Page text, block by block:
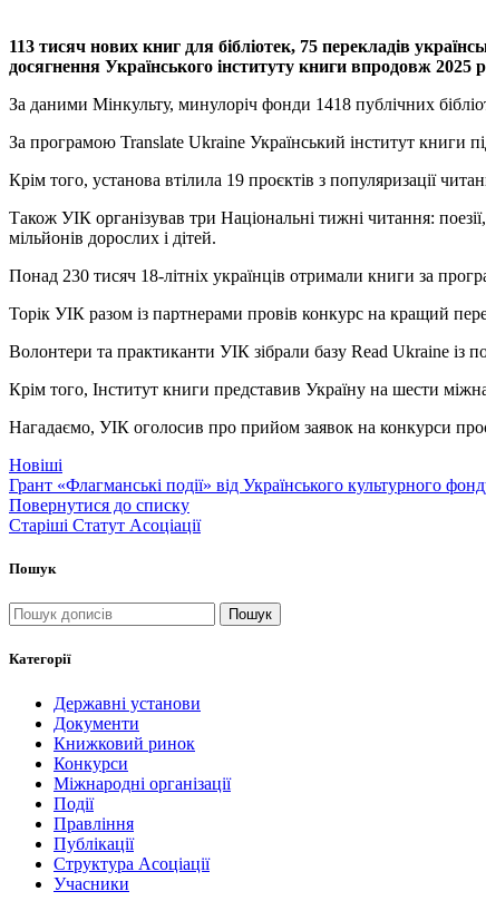
113 тисяч нових книг для бібліотек, 75 перекладів
досягнення Українського інституту книги впродовж 2025
За даними Мінкульту, минулоріч фонди 1418 публічних
За програмою Translate Ukraine Український інститут книги
Крім того, установа втілила 19 проєктів з популяризації
Також УІК організував три Національні тижні читання:
мільйонів дорослих і дітей.
Понад 230 тисяч 18-літніх українців отримали книги за
Торік УІК разом із партнерами провів конкурс на кращий
Волонтери та практиканти УІК зібрали базу Read Ukraine із
Крім того, Інститут книги представив Україну на шести
Нагадаємо, УІК оголосив про прийом заявок на конкурси
Новіші
Грант «Флагманські події» від Українського культурного
Повернутися до списку
Старіші Статут Асоціації
Пошук
Пошук
Категорії
Державні установи
Документи
Книжковий ринок
Конкурси
Міжнародні організації
Події
Правління
Публікації
Структура Асоціації
Учасники